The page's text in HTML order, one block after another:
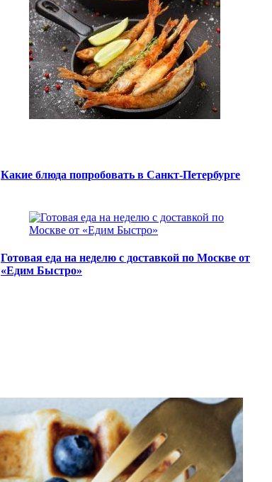
Какие блюда попробовать в Санкт-Петербурге
Готовая еда на неделю с доставкой по Москве от
«Едим Быстро»